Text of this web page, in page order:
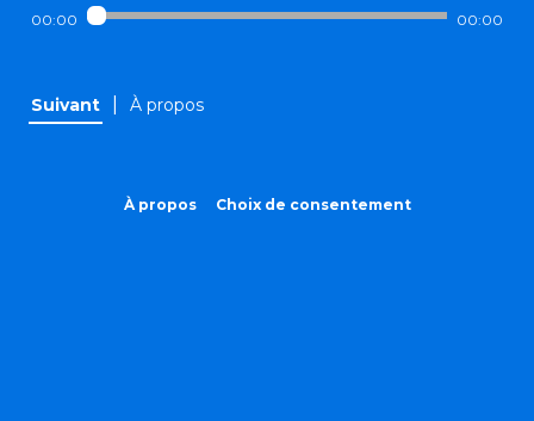
00:00 00:00
Suivant À propos
À propos Choix de consentement